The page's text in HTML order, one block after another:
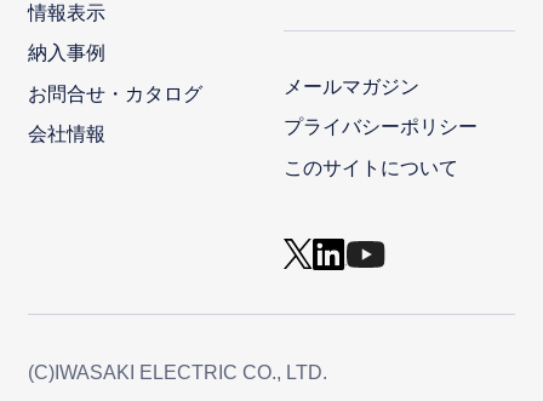
情報表示
納入事例
お問合せ・カタログ
会社情報
メールマガジン
プライバシーポリシー
このサイトについて
(C)IWASAKI ELECTRIC CO., LTD.